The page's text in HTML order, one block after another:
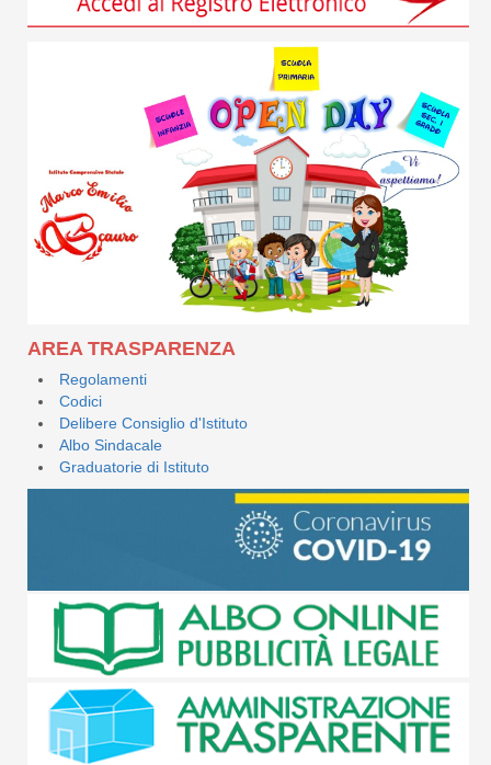
AREA TRASPARENZA
Regolamenti
Codici
Delibere Consiglio d'Istituto
Albo Sindacale
Graduatorie di Istituto